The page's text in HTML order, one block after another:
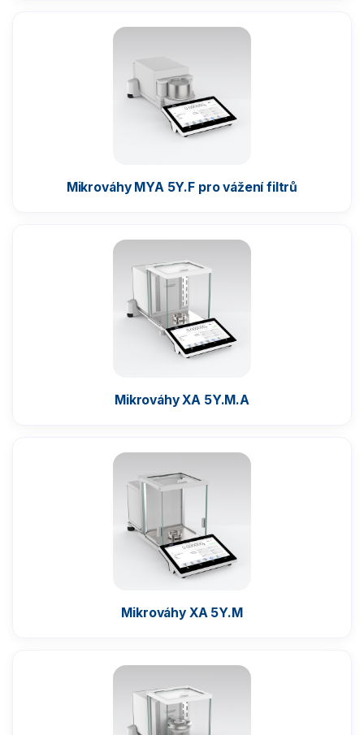
Kontrolní váhy HBZ (e)
Vážící modulyMikrováhy MYA 5Y.F pro vážení filtrů
Mikrováhy XA 5Y.M.A
Mikrováhy XA 5Y.M